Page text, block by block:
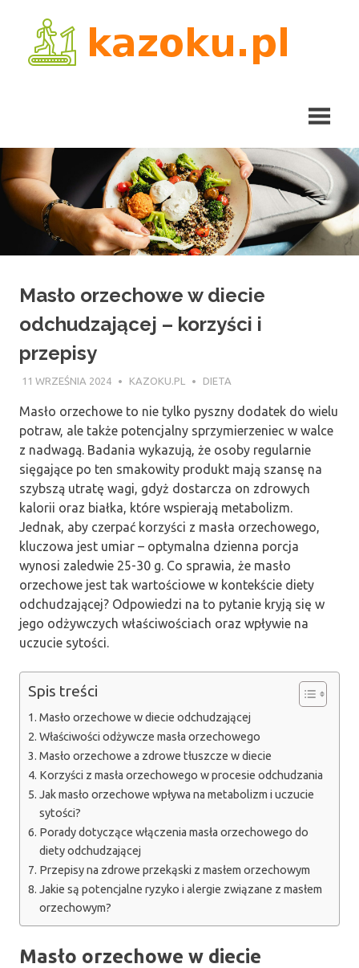
content
Masło orzechowe w diecie
odchudzającej – korzyści i
przepisy
11 WRZEŚNIA 2024 KAZOKU.PL DIETA
Masło orzechowe to nie tylko pyszny dodatek do wielu
potraw, ale także potencjalny sprzymierzeniec w walce
z nadwagą. Badania wykazują, że osoby regularnie
sięgające po ten smakowity produkt mają szansę na
szybszą utratę wagi, gdyż dostarcza on zdrowych
kalorii oraz białka, które wspierają metabolizm.
Jednak, aby czerpać korzyści z masła orzechowego,
kluczowa jest umiar – optymalna dzienna porcja
wynosi zaledwie 25-30 g. Co sprawia, że masło
orzechowe jest tak wartościowe w kontekście diety
odchudzającej? Odpowiedzi na to pytanie kryją się w
jego odżywczych właściwościach oraz wpływie na
uczucie sytości.
Spis treści
Masło orzechowe w diecie odchudzającej
Właściwości odżywcze masła orzechowego
Masło orzechowe a zdrowe tłuszcze w diecie
Korzyści z masła orzechowego w procesie odchudzania
Jak masło orzechowe wpływa na metabolizm i uczucie
sytości?
Porady dotyczące włączenia masła orzechowego do
diety odchudzającej
Przepisy na zdrowe przekąski z masłem orzechowym
Jakie są potencjalne ryzyko i alergie związane z masłem
orzechowym?
Masło orzechowe w diecie